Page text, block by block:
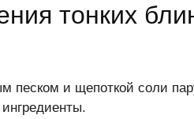
тонких
песком и щепоткой соли